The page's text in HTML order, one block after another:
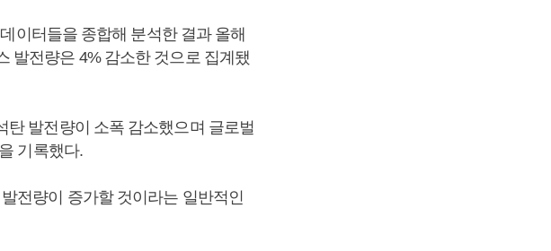
이터들을 종합해 분석한 결과 올해
발전량은 4% 감소한 것으로 집계됐
탄 발전량이 소폭 감소했으며 글로벌
기록했다.
전량이 증가할 것이라는 일반적인